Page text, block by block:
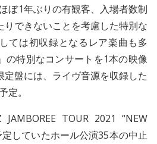
ぼ1年ぶりの有観客、入場者数制
りできないことを考慮した特別な
ては初収録となるレア楽曲も多
の特別なコンサートを1本の映像
盤には、ライヴ音源を収録した
定。
TOUR 2021 “NEW
していたホール公演35本の中止